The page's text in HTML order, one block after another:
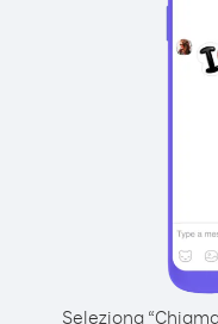
Seleziona